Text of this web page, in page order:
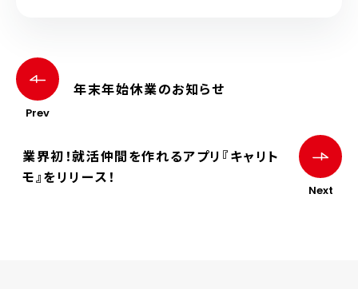
Prev
年末年始休業のお知らせ
Next
業界初！就活仲間を作れるアプリ『キャリト
モ』をリリース！